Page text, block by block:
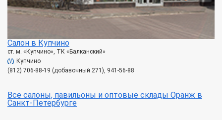
Салон в Купчино
ст. м. «Купчино», ТК «Балканский»
Купчино
(812) 706-88-19 (добавочный 271), 941-56-88
Все салоны, павильоны и оптовые склады Оранж в
Санкт-Петербурге